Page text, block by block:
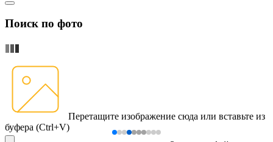
Поиск по фото
Перетащите изображение сюда или вставьте из
буфера (Ctrl+V)